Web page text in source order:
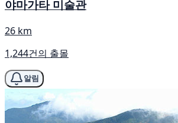
야마가타 미술관
26 km
1,244건의 출몰
알림